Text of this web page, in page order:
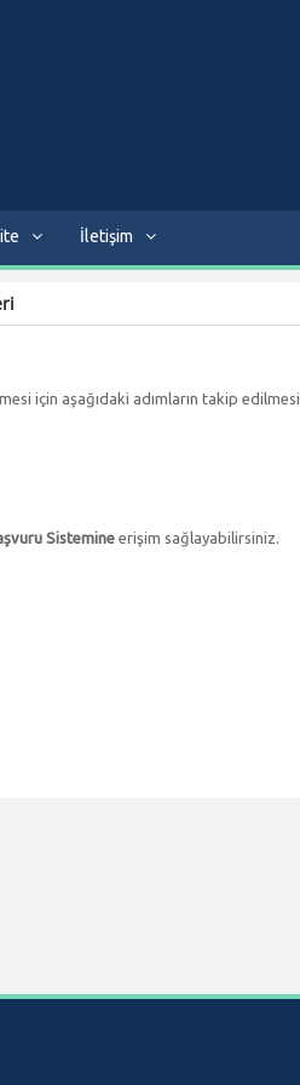
İletişim
için aşağıdaki adımların takip edilmesi
Sistemine erişim sağlayabilirsiniz.